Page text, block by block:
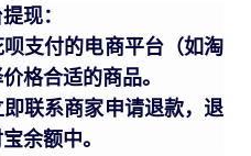
现：
支付的电商平台（如淘
格合适的商品。
联系商家申请退款，退
余额中。